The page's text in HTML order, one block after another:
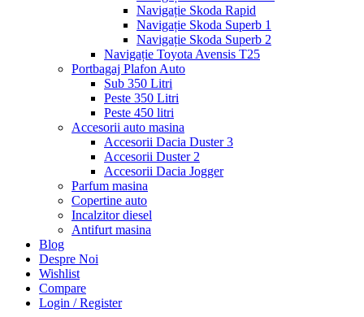
Navigație Skoda Rapid
Navigație Skoda Superb 1
Navigație Skoda Superb 2
Navigație Toyota Avensis T25
Portbagaj Plafon Auto
Sub 350 Litri
Peste 350 Litri
Peste 450 litri
Accesorii auto masina
Accesorii Dacia Duster 3
Accesorii Duster 2
Accesorii Dacia Jogger
Parfum masina
Copertine auto
Incalzitor diesel
Antifurt masina
Blog
Despre Noi
Wishlist
Compare
Login / Register